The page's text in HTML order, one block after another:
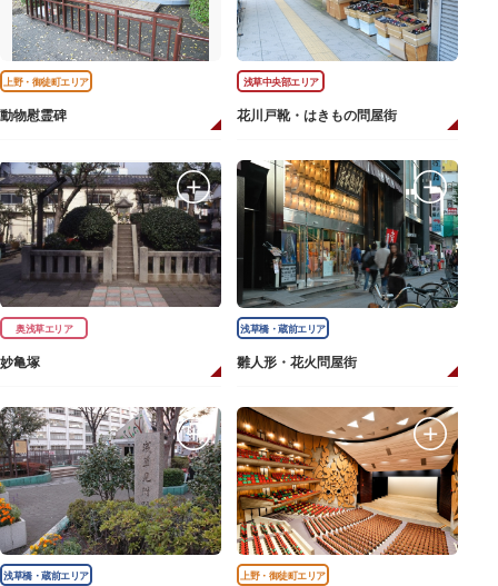
上野・御徒町エリア
動物慰霊碑
浅草中央部エリア
花川戸靴・はきもの問屋街
奥浅草エリア
妙亀塚
浅草橋・蔵前エリア
雛人形・花火問屋街
浅草橋・蔵前エリア 上野・御徒町エリア